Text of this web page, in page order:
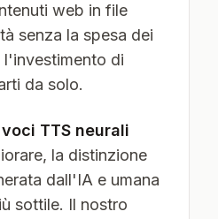
web in file
senza la spesa dei
l'investimento di
da solo.
voci TTS neurali
la distinzione
dall'IA e umana
sottile. Il nostro